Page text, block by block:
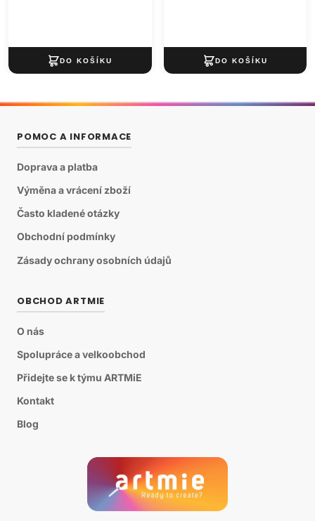
POMOC A INFORMACE
Doprava a platba
Výměna a vrácení zboží
Často kladené otázky
Obchodní podmínky
Zásady ochrany osobních údajů
OBCHOD ARTMIE
O nás
Spolupráce a velkoobchod
Přidejte se k týmu ARTMiE
Kontakt
Blog